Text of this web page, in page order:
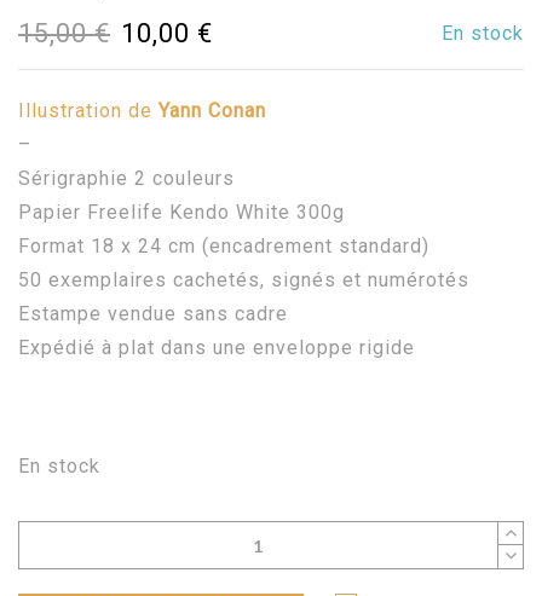
15,00€ Le
prix
initial
était :
15,00 €.
10,00 €
prix
actuel
est :
10,00 €.
En stock
Illustration de Yann Conan
–
Sérigraphie 2 couleurs
Papier Freelife Kendo White 300g
Format 18 x 24 cm (encadrement standard)
50 exemplaires cachetés, signés et numérotés
Estampe vendue sans cadre
Expédié à plat dans une enveloppe rigide
En stock